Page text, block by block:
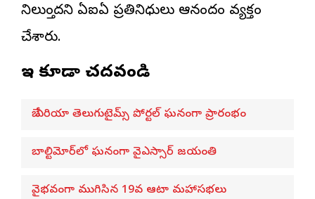
నిలుస్తోందని ఏఐఏ ప్రతినిధులు ఆనందం వ్యక్తం
చేశారు.
ఇవి కూడా చదవండి
బే ఏరియా తెలుగుటైమ్స్ పోర్టల్ ఘనంగా ప్రారంభం
బాల్టిమోర్‌లో ఘనంగా వైఎస్సార్‌ జయంతి
వైభవంగా ముగిసిన 19వ ఆటా మహాసభలు